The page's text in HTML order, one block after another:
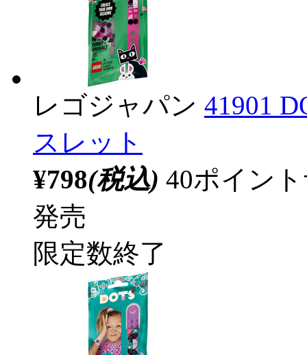
レゴジャパン 41901
スレット
¥798(税込) 40ポイン
発売
限定数終了